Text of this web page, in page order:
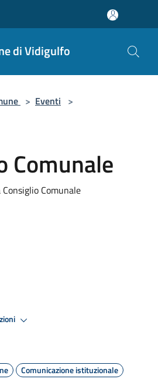
di Vidigulfo
> Eventi >
Comunale
Comunale
Comunicazione istituzionale